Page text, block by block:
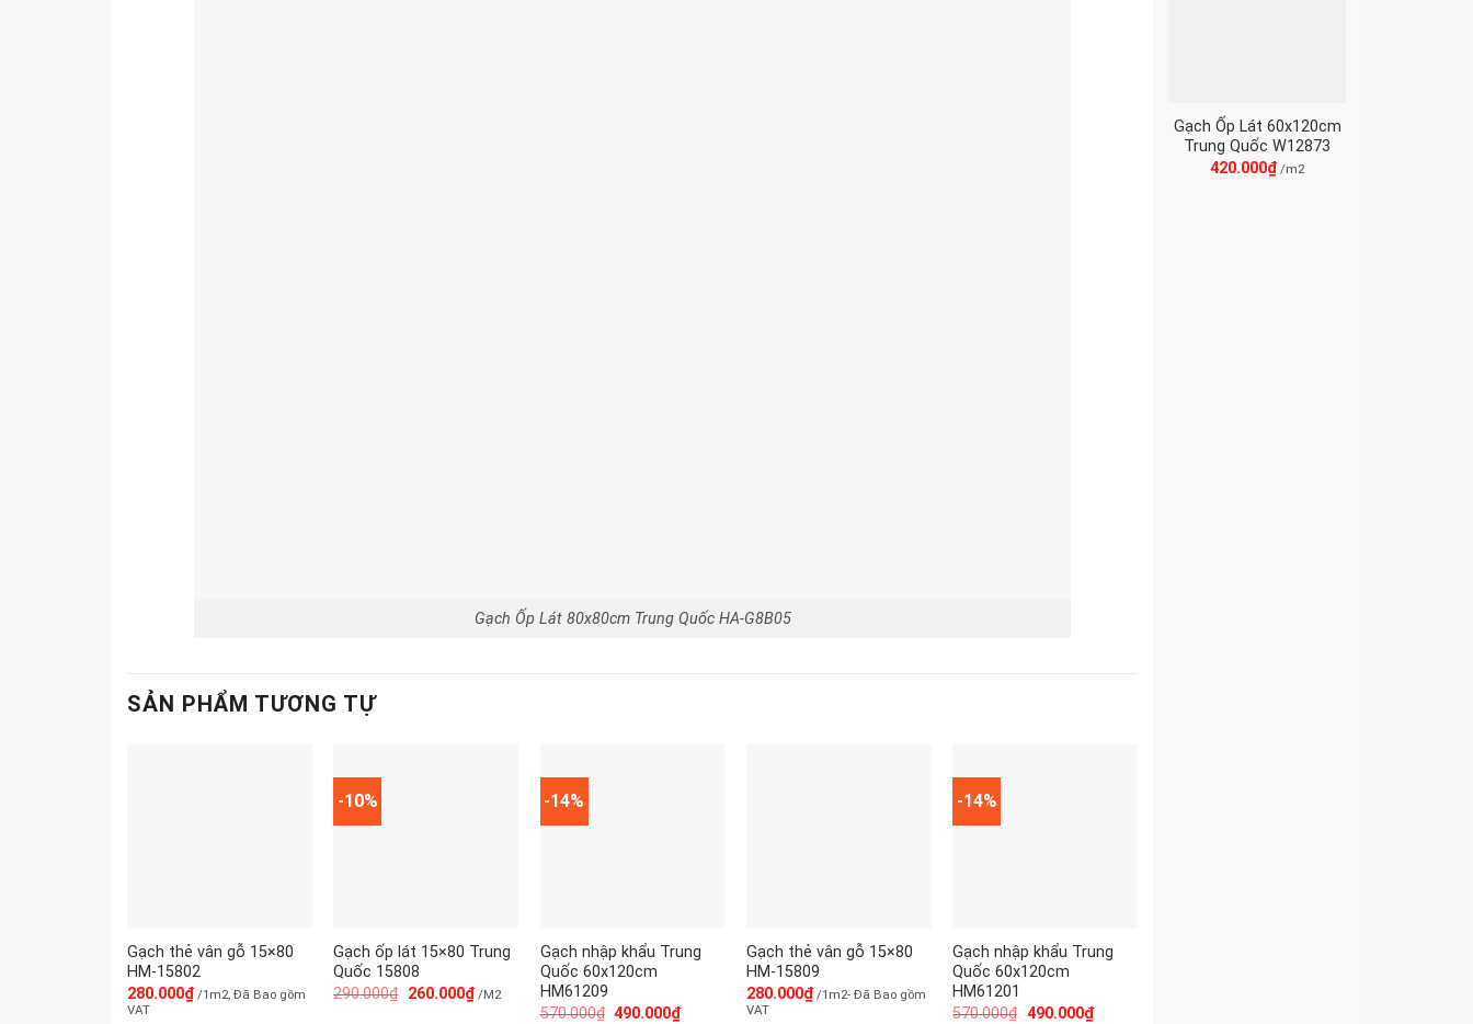
Gạch Ốp Lát 80x80cm Trung Quốc HA-G8B05
SẢN PHẨM TƯƠNG TỰ
Gạch thẻ vân gỗ 15×80
HM-15802
280.000₫/1m2, Đã Bao gồm
VAT
-10%
Gạch ốp lát 15×80 Trung
Quốc 15808
290.000₫ 260.000₫/M2
-14%
Gạch nhập khẩu Trung
Quốc 60x120cm
HM61209
570.000₫ 490.000₫
Gạch thẻ vân gỗ 15×80
HM-15809
280.000₫/1m2- Đã Bao gồm
VAT
-14%
Gạch nhập khẩu Trung
Quốc 60x120cm
HM61201
570.000₫ 490.000₫
Gạch Ốp Lát 60x120cm
Trung Quốc W12873
420.000₫/m2